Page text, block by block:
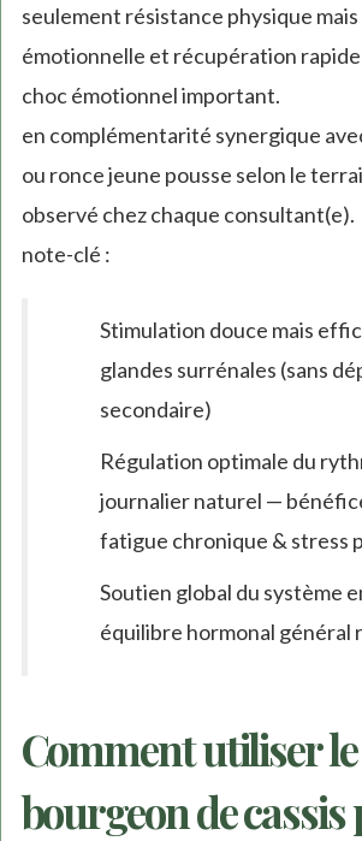
seulement résistance physique
émotionnelle et récupération
choc émotionnel important.
en complémentarité synergique
ou ronce jeune pousse selon le
observé chez chaque consultant(e).
note-clé :
Stimulation douce mais
glandes surrénales (sans
secondaire)
Régulation optimale du
journalier naturel —
fatigue chronique & stress
Soutien global du système
équilibre hormonal général
Comment utiliser le
bourgeon de